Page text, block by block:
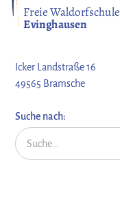
Freie Waldorfschule
Evinghausen
Icker Landstraße 16
49565 Bramsche
Suche nach: